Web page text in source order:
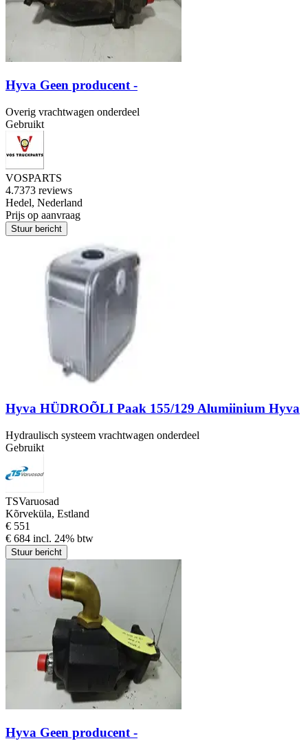
Hyva Geen producent -
Overig vrachtwagen onderdeel
Gebruikt
VOSPARTS
4.7373 reviews
Hedel, Nederland
Prijs op aanvraag
Stuur bericht
Hyva HÜDROÕLI Paak 155/129 Alumiinium Hyva
Hydraulisch systeem vrachtwagen onderdeel
Gebruikt
TSVaruosad
Kõrveküla, Estland
€ 551
€ 684 incl. 24% btw
Stuur bericht
Hyva Geen producent -